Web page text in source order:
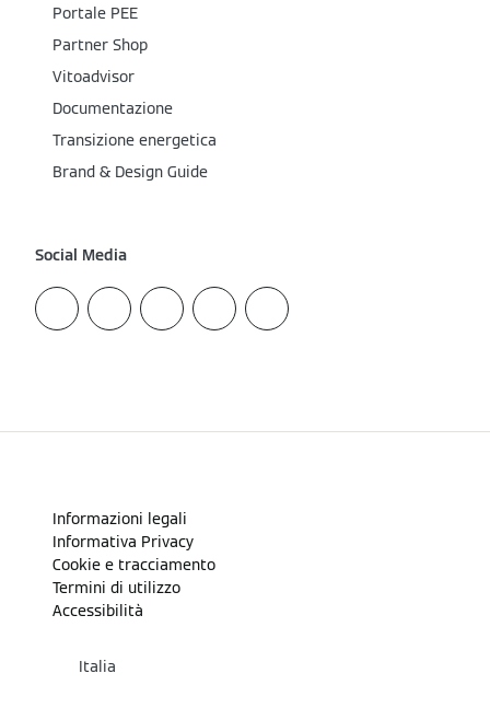
Portale PEE
Partner Shop
Vitoadvisor
Documentazione
Transizione energetica
Brand & Design Guide
Social Media
Informazioni legali
Informativa Privacy
Cookie e tracciamento
Termini di utilizzo
Accessibilità
Italia